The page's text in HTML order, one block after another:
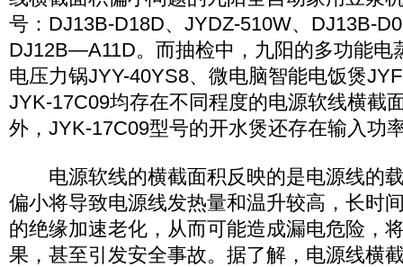
号：DJ13B-D18D、JYDZ-510W、DJ13B-
DJ12B—A11D。而抽检中，九阳的多功能电
电压力锅JYY-40YS8、微电脑智能电饭煲
JYK-17C09均存在不同程度的电源软线横截
外，JYK-17C09型号的开水煲还存在输入功
电源软线的横截面积反映的是电源线的
偏小将导致电源线发热量和温升较高，长时
的绝缘加速老化，从而可能造成漏电危险，
果，甚至引发安全事故。据了解，电源线横